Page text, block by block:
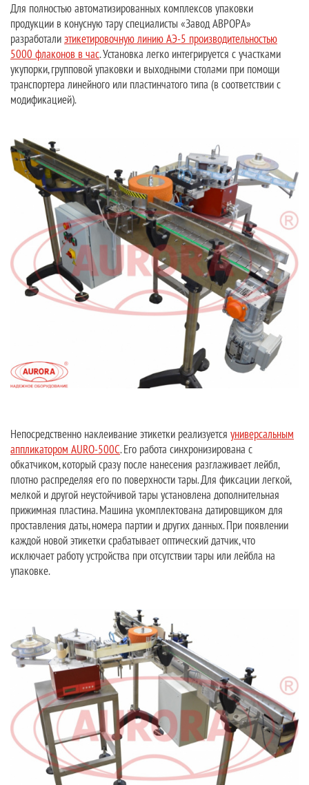
Для полностью автоматизированных комплексов упаковки
продукции в конусную тару специалисты «Завод АВРОРА»
разработалиэтикетировочную линию АЭ-5 производительностью
5000 флаконов в час. Установка легко интегрируется с участками
укупорки, групповой упаковки и выходными столами при помощи
транспортера линейного или пластинчатого типа (в соответствии с
модификацией).
Непосредственно наклеивание этикетки реализуется универсальным
аппликатором AURO-500C. Его работа синхронизирована с
обкатчиком, который сразу после нанесения разглаживает лейбл,
плотно распределяя его по поверхности тары. Для фиксации легкой,
мелкой и другой неустойчивой тары установлена дополнительная
прижимная пластина. Машина укомплектована датировщиком для
проставления даты, номера партии и других данных. При появлении
каждой новой этикетки срабатывает оптический датчик, что
исключает работу устройства при отсутствии тары или лейбла на
упаковке.